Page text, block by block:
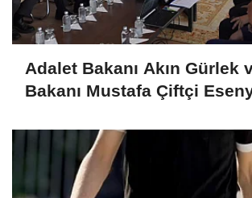
Adalet Bakanı Akın Gürlek
Bakanı Mustafa Çiftçi